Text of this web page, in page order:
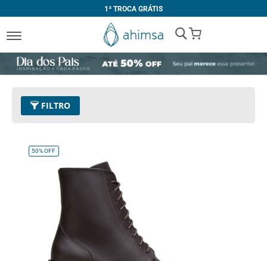
1ª TROCA GRÁTIS
My Cart
FILTRO
Tamanho
Remover este Item
Limpar Tudo
R$ 410,00-
R$ 470,00
e acima
50%OFF